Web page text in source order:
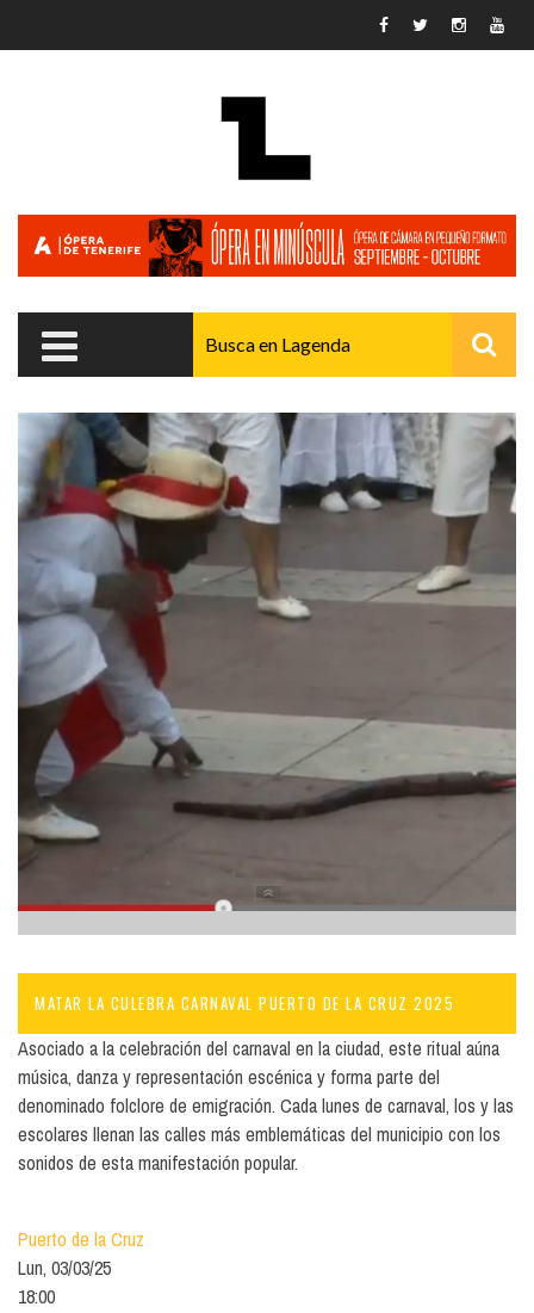
MATAR LA CULEBRA CARNAVAL PUERTO DE LA CRUZ 2025
Asociado a la celebración del carnaval en la ciudad, este ritual aúna
música, danza y representación escénica y forma parte del
denominado folclore de emigración. Cada lunes de carnaval, los y las
escolares llenan las calles más emblemáticas del municipio con los
sonidos de esta manifestación popular.
Puerto de la Cruz
Lun, 03/03/25
18:00